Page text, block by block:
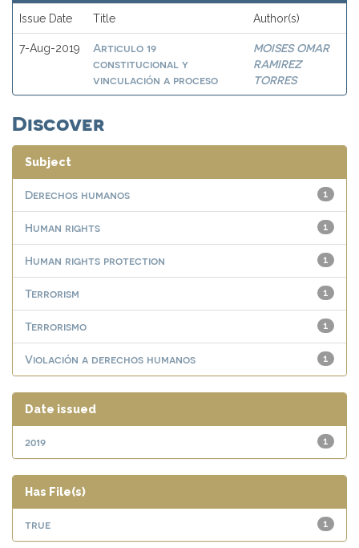
Issue Date Title Author(s)
7-Aug-2019
Articulo 19
constitucional y
vinculación a proceso
MOISES OMAR
RAMIREZ
TORRES
Discover
Subject
1
Derechos humanos
1
Human rights
1
Human rights protection
1
Terrorism
1
Terrorismo
1
Violación a derechos humanos
Date issued
1
2019
Has File(s)
1
true